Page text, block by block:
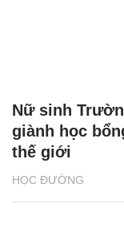
HỌC ĐƯỜNG
Nữ sinh
giành học
thế giới